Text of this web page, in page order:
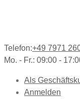
Telefon:+49 7971
Mo. - Fr.: 09:00 -
Als
Anmelden